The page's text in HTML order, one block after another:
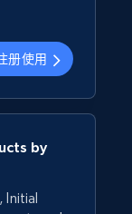
册使用
by